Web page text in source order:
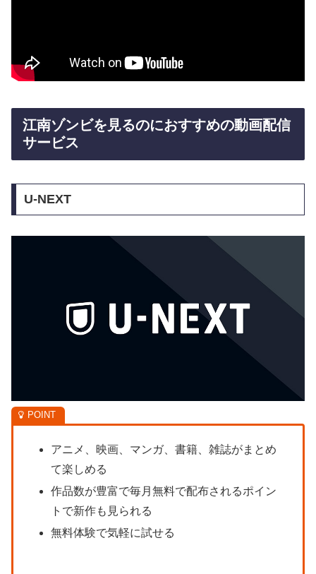
江南ゾンビを見るのにおすすめの動画配信
サービス
U-NEXT
アニメ、映画、マンガ、書籍、雑誌がまとめ
て楽しめる
作品数が豊富で毎月無料で配布されるポイン
トで新作も見られる
無料体験で気軽に試せる